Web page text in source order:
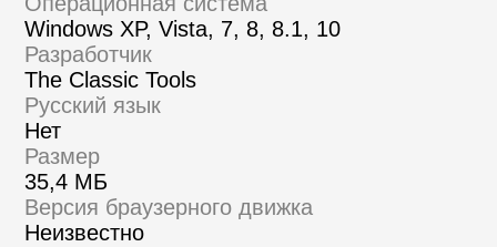
Windows XP, Vista, 7, 8, 8.1, 10
Разработчик
The Classic Tools
Русский язык
Нет
Размер
35,4 МБ
Версия браузерного движка
Неизвестно